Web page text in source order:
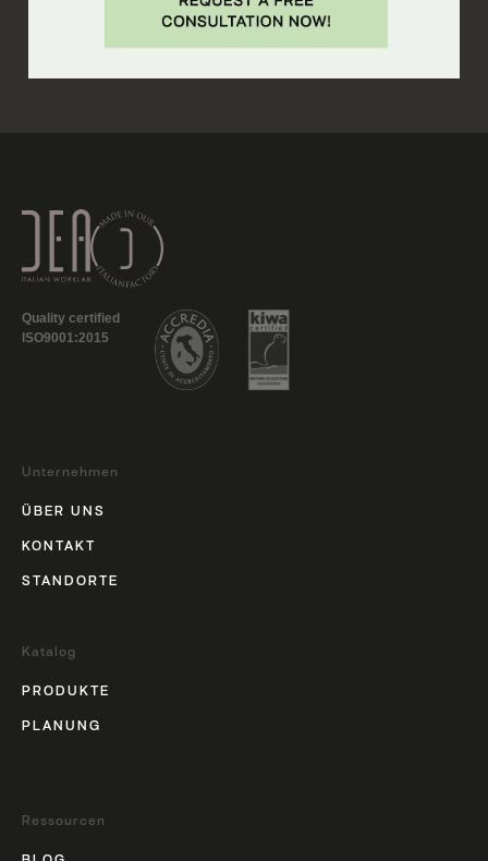
Quality certified
ISO9001:2015
Unternehmen
ÜBER UNS
KONTAKT
STANDORTE
Katalog
PRODUKTE
PLANUNG
Ressourcen